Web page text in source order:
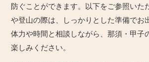
防ぐことができます。以下をご参照いた
や登山の際は、しっかりとした準備でお
体力や時間と相談しながら、那須・甲子
楽しみください。